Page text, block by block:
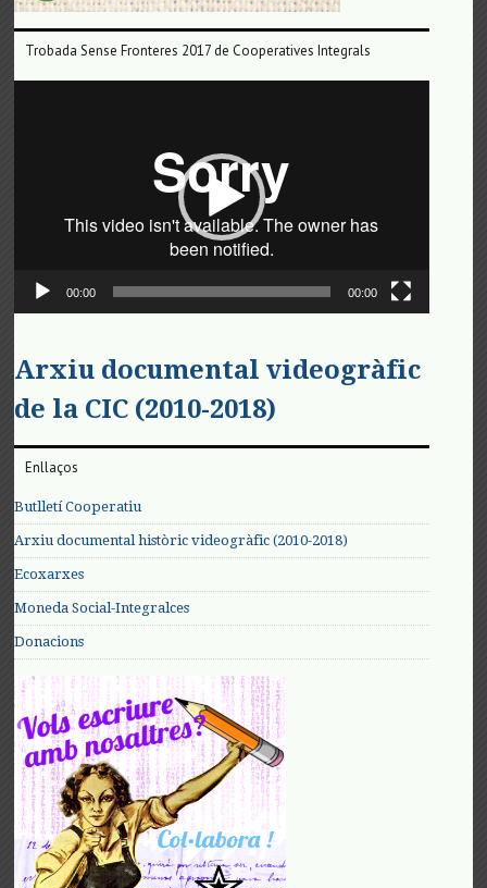
Trobada Sense Fronteres 2017 de Cooperatives Integrals
00:00 00:00
Arxiu documental videogràfic
de la CIC (2010-2018)
Enllaços
Butlletí Cooperatiu
Arxiu documental històric videogràfic (2010-2018)
Ecoxarxes
Moneda Social-Integralces
Donacions